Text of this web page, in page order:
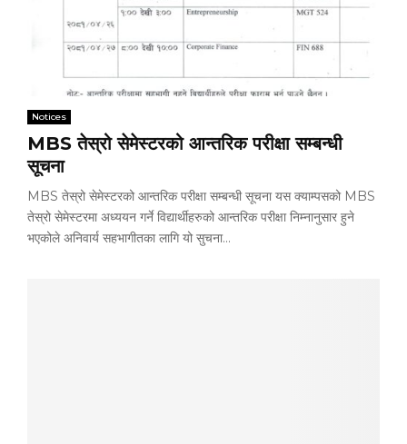
Notices
MBS तेस्रो सेमेस्टरको आन्तरिक परीक्षा सम्बन्धी
सूचना
MBS तेस्रो सेमेस्टरको आन्तरिक परीक्षा सम्बन्धी सूचना यस क्याम्पसको MBS
तेस्रो सेमेस्टरमा अध्ययन गर्ने विद्यार्थीहरुको आन्तरिक परीक्षा निम्नानुसार हुने
भएकोले अनिवार्य सहभागीतका लागि यो सुचना...